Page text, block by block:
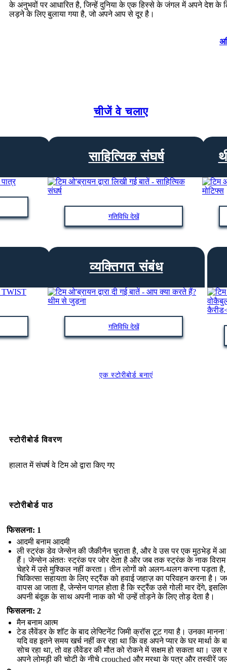
के अनुभवों पर आधारित है, जिन्हें दुनिया के एक हिस्से के जंगल में अपने देश के
लड़ने के लिए बुलाया गया है, जो अपने आप से दूर है।
चीजें वे चलाए
साहित्यिक संघर्ष
गतिविधि देखें
व्यक्तिगत संबंध
गतिविधि देखें
एक स्टोरीबोर्ड बनाएं
स्टोरीबोर्ड विवरण
हालात में संघर्ष वे टिम ओ द्वारा किए गए
स्टोरीबोर्ड पाठ
फिसलना: 1
आदमी बनाम आदमी
ली स्ट्रंक डेव जेन्सेन की जैकीनैन चुराता है, और वे उस पर एक मुठभेड़ में आ
हैं। जेन्सेन अंततः स्ट्रंक पर जोर देता है और जब तक स्ट्रंक के नाक
चेहरे में उसे मुश्किल नहीं करता। तीन लोगों को अलग-थलग करना पड़ता
चिकित्सा सहायता के लिए स्ट्रैंक को हवाई जहाज़ का परिवहन करना है।
वापस आ जाता है, जेन्सेन पागल होता है कि स्ट्रैंक उसे गोली मार देंगे,
अपनी बंदूक के साथ अपनी नाक को भी उन्हें तोड़ने के लिए तोड़ देता है।
फिसलना: 2
मैन बनाम आत्म
टेड लैवेंडर के शॉट के बाद लेफ्टिनेंट जिमी क्रॉस टूट गया है। उनका मानना
यदि वह इतने समय खर्च नहीं कर रहा था कि वह अपने प्यार के घर मार्था के
सोच रहा था, तो वह लैवेंडर की मौत को रोकने में सक्षम हो सकता था। उस
अपने लोमड़ी की चोटी के नीचे crouched और मरथा के पत्र और तस्वीरें